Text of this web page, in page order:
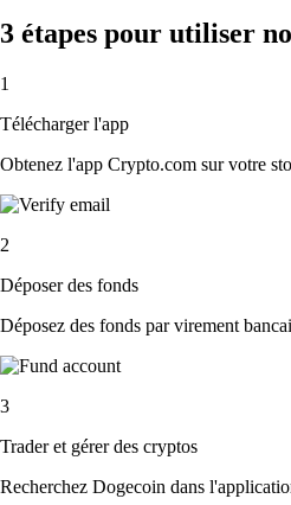
3 étapes pour utiliser
1
Télécharger l'app
Obtenez l'app Crypto.com sur votre
2
Déposer des fonds
Déposez des fonds par virement
3
Trader et gérer des cryptos
Recherchez Dogecoin dans